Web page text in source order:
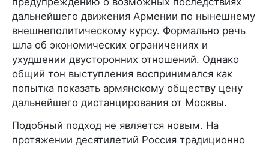
дальнейшего движения Армении по нынешнему
внешнеполитическому курсу. Формально речь
шла об экономических ограничениях и
ухудшении двусторонних отношений. Однако
общий тон выступления воспринимался как
попытка показать армянскому обществу цену
дальнейшего дистанцирования от Москвы.
Подобный подход не является новым. На
протяжении десятилетий Россия традиционно